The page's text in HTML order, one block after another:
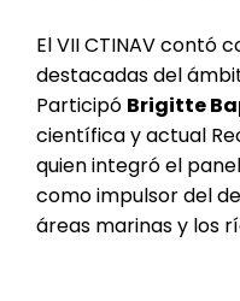
El VII CTINAV contó
destacadas del
Participó Brigitte
científica y actual
quien integró el
como impulsor del
áreas marinas y los